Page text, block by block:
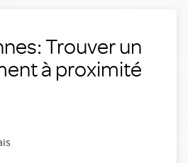
Trouver un
à proximité